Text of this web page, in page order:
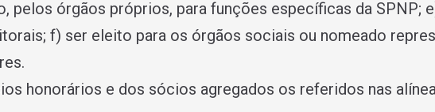
pelos órgãos próprios, para funções específicas da SPNP;
f) ser eleito para os órgãos sociais ou nomeado
honorários e dos sócios agregados os referidos nas